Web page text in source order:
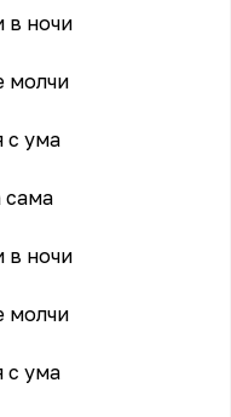
в ночи
молчи
с ума
сама
в ночи
молчи
с ума